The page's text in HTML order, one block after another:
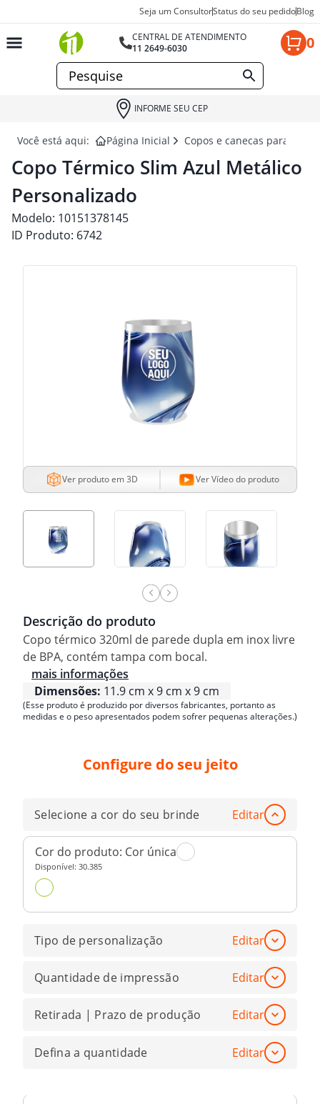
Seja um ConsultorStatus do seu pedidoBlog
CENTRAL DE ATENDIMENTO
11 2649-6030
0
INFORME SEU CEP
Você está aqui: Página Inicial Copos e canecas para
Copo Térmico Slim Azul Metálico
Personalizado
Modelo: 10151378145
ID Produto: 6742
Ver produto em 3D Ver Vídeo do produto
Descrição do produto
Copo térmico 320ml de parede dupla em inox livre
de BPA, contém tampa com bocal.
mais informações
Dimensões: 11.9 cm x 9 cm x 9 cm
(Esse produto é produzido por diversos fabricantes, portanto as
medidas e o peso apresentados podem sofrer pequenas alterações.)
Configure do seu jeito
Selecione a cor do seu brinde Editar
Cor do produto: Cor única
Disponível: 30.385
Tipo de personalização Editar
Quantidade de impressão Editar
Retirada | Prazo de produção Editar
Defina a quantidade Editar